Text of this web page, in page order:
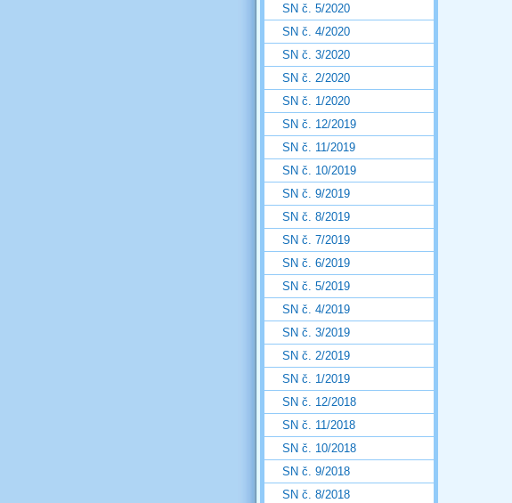
SN č. 5/2020
SN č. 4/2020
SN č. 3/2020
SN č. 2/2020
SN č. 1/2020
SN č. 12/2019
SN č. 11/2019
SN č. 10/2019
SN č. 9/2019
SN č. 8/2019
SN č. 7/2019
SN č. 6/2019
SN č. 5/2019
SN č. 4/2019
SN č. 3/2019
SN č. 2/2019
SN č. 1/2019
SN č. 12/2018
SN č. 11/2018
SN č. 10/2018
SN č. 9/2018
SN č. 8/2018